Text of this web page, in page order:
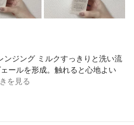
ジング ミルクすっきりと洗い流
ールを形成。触れると心地よい
を見る